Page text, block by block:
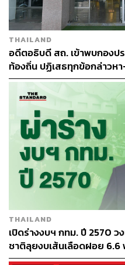
นอกจากนี้การทำสัญญาจ้าง
ขยายนี้ได้ผ่านการสอบสวน
ในปี 2555 แล้ว โดยหลังสิ้นสุ
สอบสวนคดีพิเศษและสำนักง
ฟ้อง BTS
ส่วน สุรยุทธ ทวีกุลวัฒน์ ผู้อ
กล่าวว่า ปัจจุบัน BTS มีสภ
เริ่มเปิดเดินรถไฟฟ้าสายสีเ
เดือนมิถุนายน 2566 และเปิ
แคราย-มีนบุรี ในเดือนสิงห
รับรายได้จากการเดินรถทั้
ได้รับเงินอุดหนุนงานโยธาอี
เวลา 10 ปี
นอกจากนี้บริษัทได้งานบริหา
(O&M) โครงการมอเตอร์เวย์
บริษัทร่วมทุนที่จะเปิดในปี
ปีละ 2 พันล้านบาท และได้รั
THAILAND
อดีตอธิบดี สถ. เข้าพบกองป
ท้องถิ่น ปฏิเสธทุกข้อกล่าวห
THAILAND
เปิดร่างงบฯ กทม. ปี 2570 ว
ชาติลุยงบเส้นเลือดฝอย 6.6
ยุทธศาสตร์พัฒนาเมือง